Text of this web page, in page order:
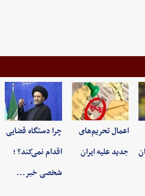
اعمال تحریم‌های
جدید علیه ایران
چرا دستگاه قضایی
اقدام نمی‌کند؟ ؛
شخصی خبر…